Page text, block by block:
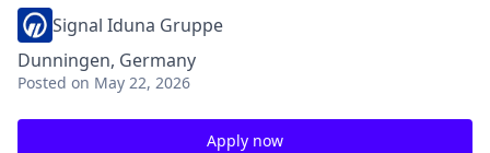
Signal Iduna Gruppe
Dunningen, Germany
Posted on May 22, 2026
Apply now